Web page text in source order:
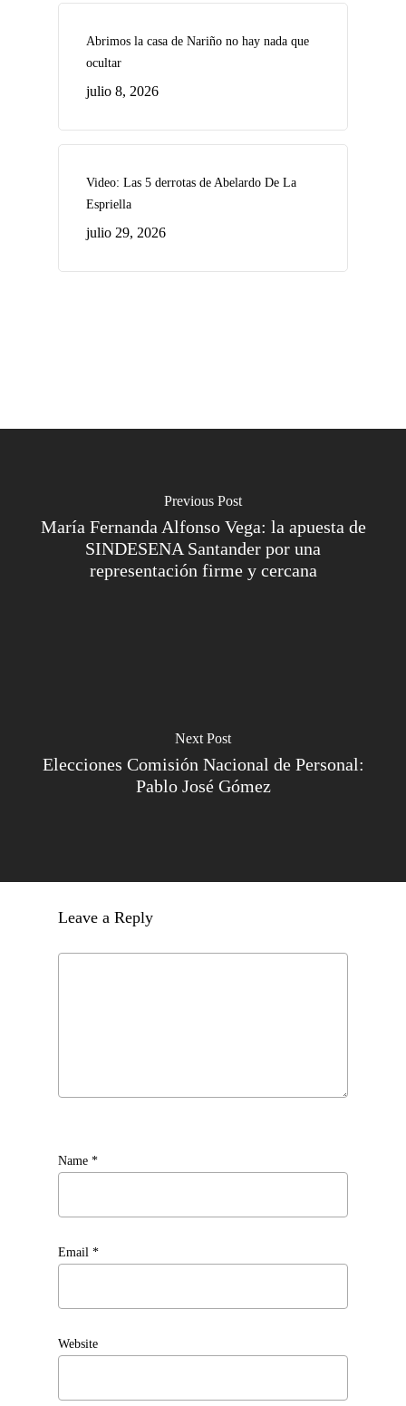
Abrimos la casa de Nariño no hay nada que
ocultar
julio 8, 2026
Video: Las 5 derrotas de Abelardo De La
Espriella
julio 29, 2026
Previous Post
María Fernanda Alfonso Vega: la apuesta de
SINDESENA Santander por una
representación firme y cercana
Next Post
Elecciones Comisión Nacional de Personal:
Pablo José Gómez
Leave a Reply
Name *
Email *
Website